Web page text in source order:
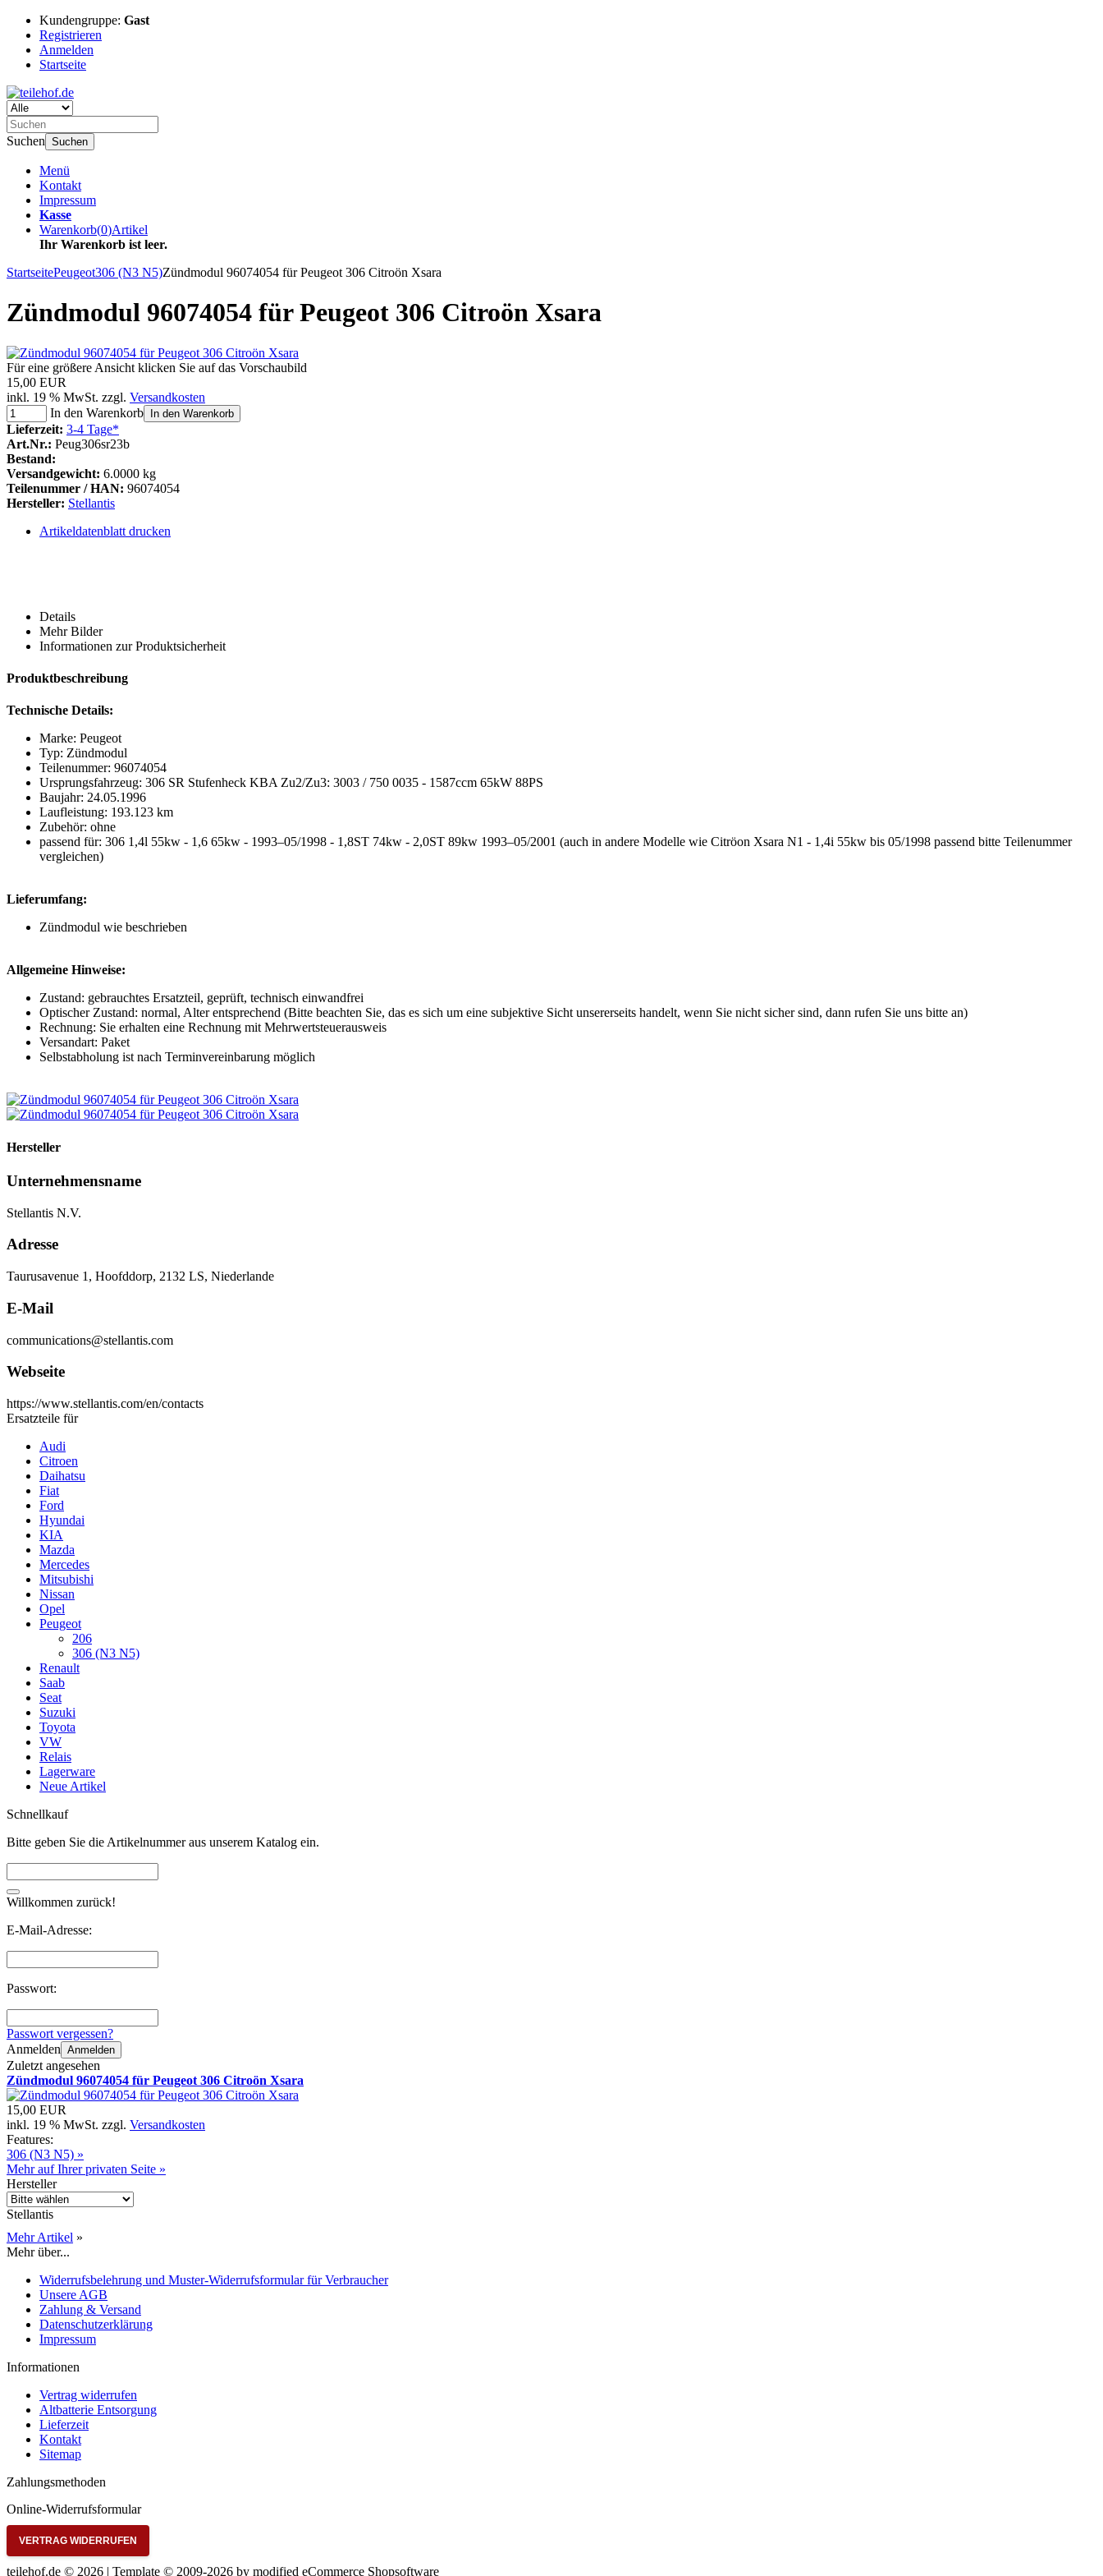
Kundengruppe: Gast
Registrieren
Anmelden
Startseite
Suchen Suchen
Menü
Kontakt
Impressum
Kasse
Warenkorb(0)Artikel
Ihr Warenkorb ist leer.
StartseitePeugeot306 (N3 N5)Zündmodul 96074054 für Peugeot 306 Citroön Xsara
Zündmodul 96074054 für Peugeot 306 Citroön Xsara
Für eine größere Ansicht klicken Sie auf das Vorschaubild
15,00 EUR
inkl. 19 % MwSt. zzgl. Versandkosten
In den Warenkorb
In den Warenkorb
Lieferzeit: 3-4 Tage*
Art.Nr.: Peug306sr23b
Bestand:
Versandgewicht: 6.0000 kg
Teilenummer / HAN: 96074054
Hersteller: Stellantis
Artikeldatenblatt drucken
Details
Mehr Bilder
Informationen zur Produktsicherheit
Produktbeschreibung
Technische Details:
Marke: Peugeot
Typ: Zündmodul
Teilenummer: 96074054
Ursprungsfahrzeug: 306 SR Stufenheck KBA Zu2/Zu3: 3003 / 750 0035 - 1587ccm 65kW 88PS
Baujahr: 24.05.1996
Laufleistung: 193.123 km
Zubehör: ohne
passend für: 306 1,4l 55kw - 1,6 65kw - 1993–05/1998 - 1,8ST 74kw - 2,0ST 89kw 1993–05/2001 (auch in andere Modelle wie Citröon Xsara N1 - 1,4i 55kw bis 05/1998 passend bitte Teilenummer
vergleichen)
Lieferumfang:
Zündmodul wie beschrieben
Allgemeine Hinweise:
Zustand: gebrauchtes Ersatzteil, geprüft, technisch einwandfrei
Optischer Zustand: normal, Alter entsprechend (Bitte beachten Sie, das es sich um eine subjektive Sicht unsererseits handelt, wenn Sie nicht sicher sind, dann rufen Sie uns bitte an)
Rechnung: Sie erhalten eine Rechnung mit Mehrwertsteuerausweis
Versandart: Paket
Selbstabholung ist nach Terminvereinbarung möglich
Hersteller
Unternehmensname
Stellantis N.V.
Adresse
Taurusavenue 1, Hoofddorp, 2132 LS, Niederlande
E-Mail
communications@stellantis.com
Webseite
https://www.stellantis.com/en/contacts
Ersatzteile für
Audi
Citroen
Daihatsu
Fiat
Ford
Hyundai
KIA
Mazda
Mercedes
Mitsubishi
Nissan
Opel
Peugeot
206
306 (N3 N5)
Renault
Saab
Seat
Suzuki
Toyota
VW
Relais
Lagerware
Neue Artikel
Schnellkauf
Bitte geben Sie die Artikelnummer aus unserem Katalog ein.
Willkommen zurück!
E-Mail-Adresse:
Passwort:
Passwort vergessen?
Anmelden Anmelden
Zuletzt angesehen
Zündmodul 96074054 für Peugeot 306 Citroön Xsara
15,00 EUR
inkl. 19 % MwSt. zzgl. Versandkosten
Features:
306 (N3 N5) »
Mehr auf Ihrer privaten Seite »
Hersteller
Stellantis
Mehr Artikel »
Mehr über...
Widerrufsbelehrung und Muster-Widerrufsformular für Verbraucher
Unsere AGB
Zahlung & Versand
Datenschutzerklärung
Impressum
Informationen
Vertrag widerrufen
Altbatterie Entsorgung
Lieferzeit
Kontakt
Sitemap
Zahlungsmethoden
Online-Widerrufsformular
VERTRAG WIDERRUFEN
teilehof.de © 2026 | Template © 2009-2026 by modified eCommerce Shopsoftware